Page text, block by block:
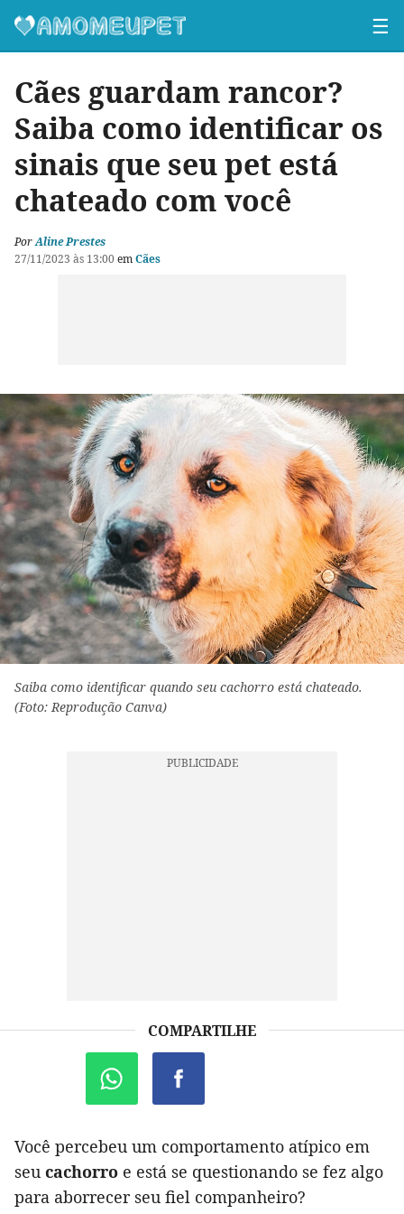
☰
Cães guardam rancor?
Saiba como identificar os
sinais que seu pet está
chateado com você
PorAline Prestes
27/11/2023 às 13:00 emCães
Saiba como identificar quando seu cachorro está chateado.
(Foto: Reprodução Canva)
COMPARTILHE
Você percebeu um comportamento atípico em
seu cachorro e está se questionando se fez algo
para aborrecer seu fiel companheiro?